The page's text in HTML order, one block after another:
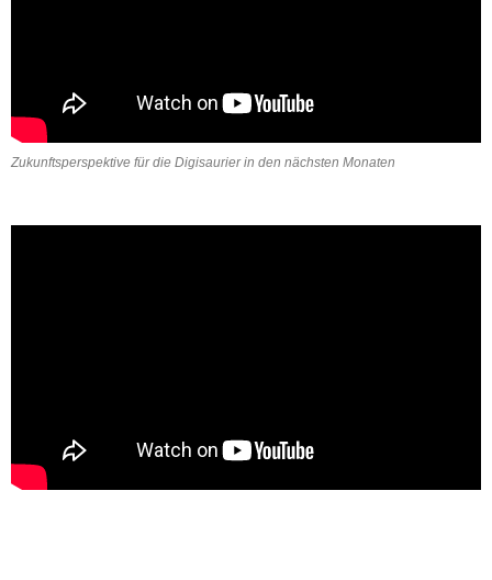
Zukunftsperspektive für die Digisaurier in den nächsten Monaten